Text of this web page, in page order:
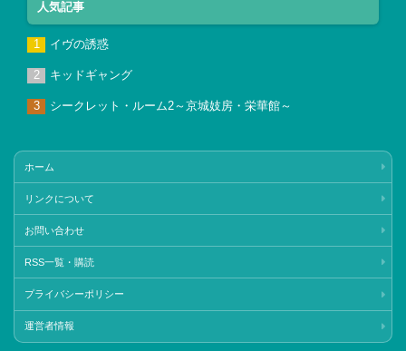
人気記事
イヴの誘惑
キッドギャング
シークレット・ルーム2～京城妓房・栄華館～
ホーム
リンクについて
お問い合わせ
RSS一覧・購読
プライバシーポリシー
運営者情報